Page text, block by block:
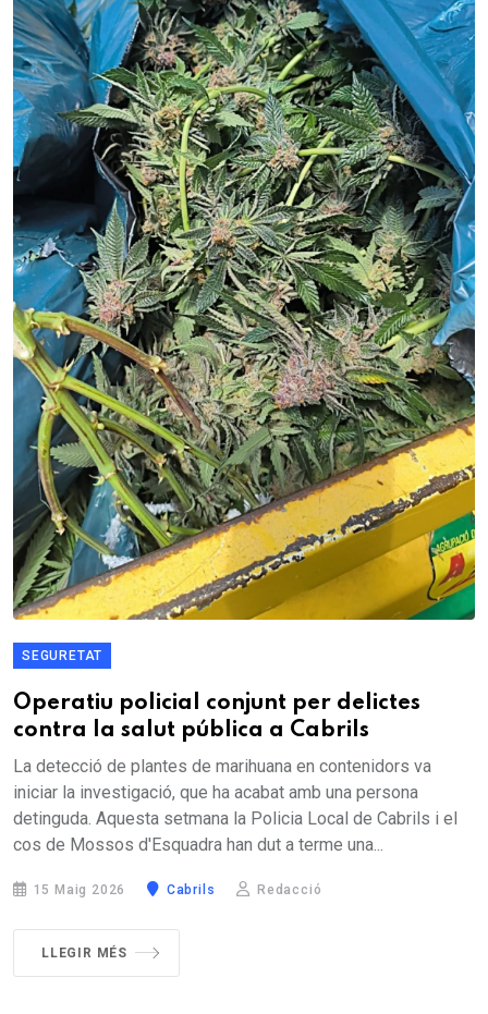
SEGURETAT
Operatiu policial conjunt per delictes
contra la salut pública a Cabrils
La detecció de plantes de marihuana en contenidors va
iniciar la investigació, que ha acabat amb una persona
detinguda. Aquesta setmana la Policia Local de Cabrils i el
cos de Mossos d'Esquadra han dut a terme una...
15 Maig 2026 Cabrils Redacció
LLEGIR MÉS